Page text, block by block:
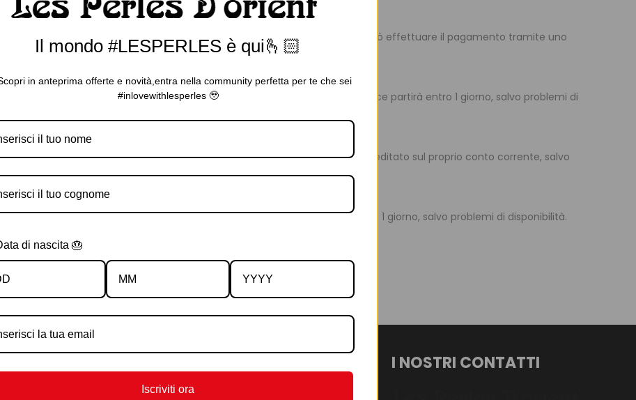
compilazione del modulo d’ordine ed il consenso all’acquisto. Il cliente può effettuare il pagamento tramite uno
in fase di completamento dell’acquisto.
credito o bancomat, l’importo sarà visualizzato immediatamente e la merce partirà entro 1 giorno, salvo problemi di
il fornitore si impegna a spedire la merce appena l’importo sarà accreditato sul proprio conto corrente, salvo
l’importo sarà visualizzato immediatamente e la merce partirà entro 1 giorno, salvo problemi di disponibilità.
Spese E Spedizioni
I NOSTRI CONTATTI
Il mondo #LESPERLES è qui🫰🏻
in anteprima offerte e novità,entra nella community perfetta per te che sei
#inlovewithlesperles 🥹
di nascita 🎂
Iscriviti ora